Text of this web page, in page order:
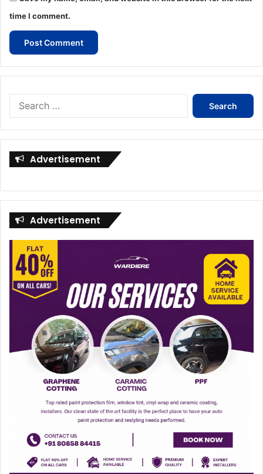
time I comment.
Search
Advertisement
Advertisement